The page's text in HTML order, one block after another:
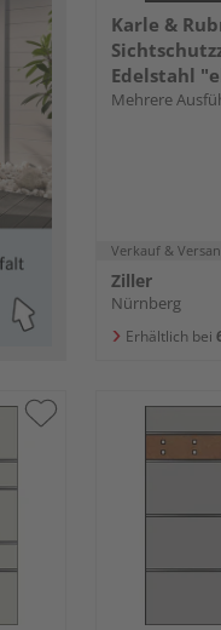
Karle &
Edelstahl
Mehrere
Verkauf &
Ziller
Nürnberg
Erhältlich bei